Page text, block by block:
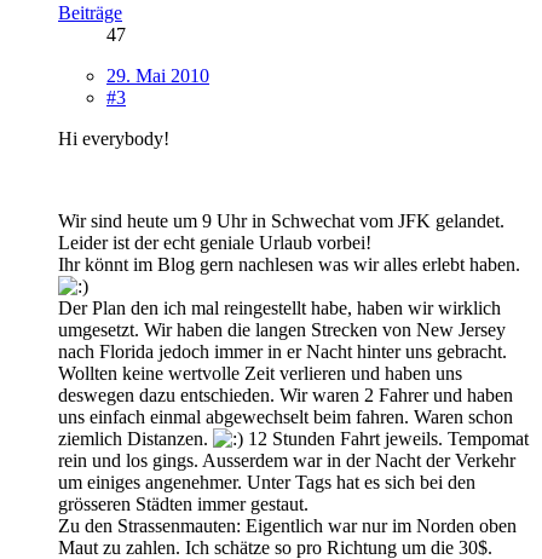
Beiträge
47
29. Mai 2010
#3
Hi everybody!
Wir sind heute um 9 Uhr in Schwechat vom JFK gelandet.
Leider ist der echt geniale Urlaub vorbei!
Ihr könnt im Blog gern nachlesen was wir alles erlebt haben.
Der Plan den ich mal reingestellt habe, haben wir wirklich
umgesetzt. Wir haben die langen Strecken von New Jersey
nach Florida jedoch immer in er Nacht hinter uns gebracht.
Wollten keine wertvolle Zeit verlieren und haben uns
deswegen dazu entschieden. Wir waren 2 Fahrer und haben
uns einfach einmal abgewechselt beim fahren. Waren schon
ziemlich Distanzen.
12 Stunden Fahrt jeweils. Tempomat
rein und los gings. Ausserdem war in der Nacht der Verkehr
um einiges angenehmer. Unter Tags hat es sich bei den
grösseren Städten immer gestaut.
Zu den Strassenmauten: Eigentlich war nur im Norden oben
Maut zu zahlen. Ich schätze so pro Richtung um die 30$.